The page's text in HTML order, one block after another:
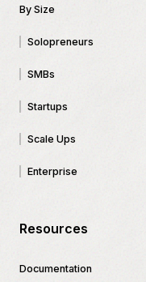
By Size
Solopreneurs
SMBs
Startups
Scale Ups
Enterprise
Resources
Documentation